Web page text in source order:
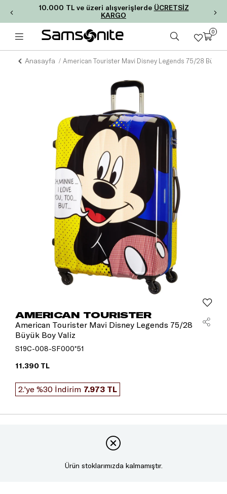
10.000 TL ve üzeri alışverişlerde ÜCRETSİZ
KARGO
0
Anasayfa
AMERICAN TOURISTER
American Tourister Mavi Disney Legends 75/28
Büyük Boy Valiz
S19C-008-SF000*51
11.390 TL
2.'ye %30 İndirim 7.973 TL
Ürün stoklarımızda kalmamıştır.